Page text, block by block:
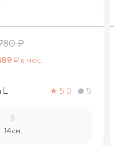
₽
₽ в мес.
L 5.0 5
В.
14 см.